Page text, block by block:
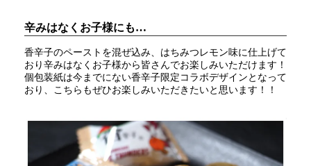
辛みはなくお子様にも…
香辛子のペーストを混ぜ込み、はちみつレモン味に仕上げて
おり辛みはなくお子様から皆さんでお楽しみいただけます！
個包装紙は今までにない香辛子限定コラボデザインとなって
おり、こちらもぜひお楽しみいただきたいと思います！！